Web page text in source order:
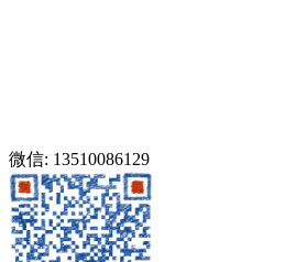
微信: 13510086129